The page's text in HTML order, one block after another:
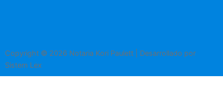
Copyright © 2026 Notaria Kori Paulett | Desarrollado por
Sistem Lex